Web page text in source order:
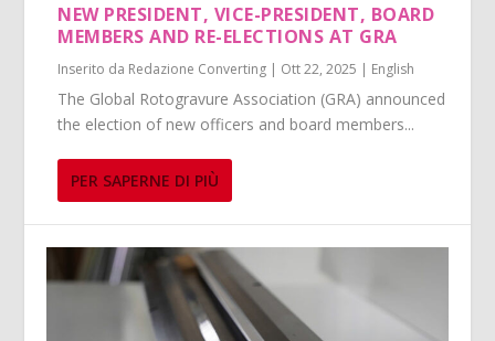
NEW PRESIDENT, VICE-PRESIDENT, BOARD
MEMBERS AND RE-ELECTIONS AT GRA
Inserito da Redazione Converting | Ott 22, 2025 | English
The Global Rotogravure Association (GRA) announced
the election of new officers and board members...
PER SAPERNE DI PIÙ